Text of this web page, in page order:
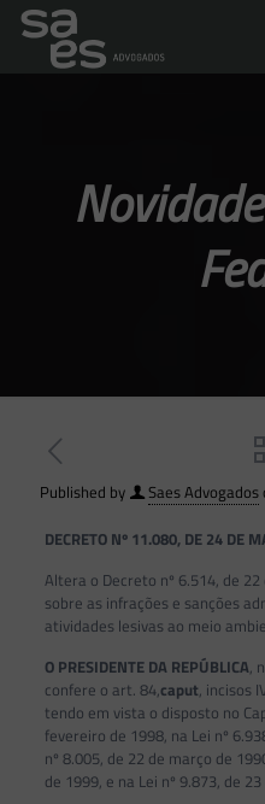
Published by Saes Advogados
DECRETO Nº 11.080, DE 24 DE
Altera o Decreto nº 6.514, de
sobre as infrações e sanções
atividades lesivas ao meio
O PRESIDENTE DA REPÚBLICA,
confere o art. 84,caput, incisos
tendo em vista o disposto no
fevereiro de 1998, na Lei nº
nº 8.005, de 22 de março de
de 1999, e na Lei nº 9.873, de